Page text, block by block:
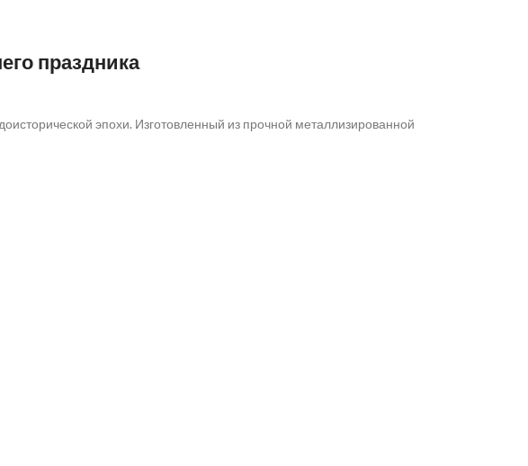
праздника
эпохи. Изготовленный из прочной металлизированной